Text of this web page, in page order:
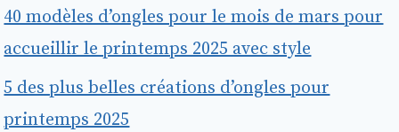
40 modèles d’ongles pour le mois de mars pour
accueillir le printemps 2025 avec style
5 des plus belles créations d’ongles pour
printemps 2025